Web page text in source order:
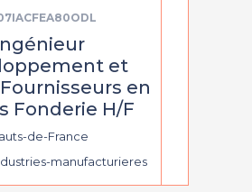
et
en
Fonderie H/F
de-France
manufacturieres